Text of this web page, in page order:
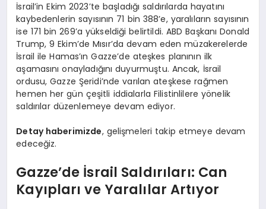
İsrail’in Ekim 2023’te başladığı saldırılarda hayatını
kaybedenlerin sayısının 71 bin 388’e, yaralıların sayısının
ise 171 bin 269’a yükseldiği belirtildi. ABD Başkanı Donald
Trump, 9 Ekim’de Mısır’da devam eden müzakerelerde
İsrail ile Hamas’ın Gazze’de ateşkes planının ilk
aşamasını onayladığını duyurmuştu. Ancak, İsrail
ordusu, Gazze Şeridi’nde varılan ateşkese rağmen
hemen her gün çeşitli iddialarla Filistinlilere yönelik
saldırılar düzenlemeye devam ediyor.
Detay haberimizde, gelişmeleri takip etmeye devam
edeceğiz.
Gazze’de İsrail Saldırıları: Can
Kayıpları ve Yaralılar Artıyor